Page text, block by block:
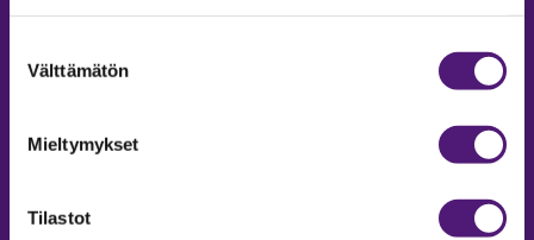
valinta
Välttämätön
Mieltymykset
Tilastot
Tiedustelut & Varaukset